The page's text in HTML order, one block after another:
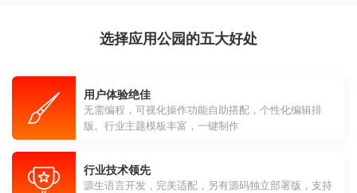
选择应用公园的五大好处
用户体验绝佳
无需编程，可视化操作功能自助搭配，个性化编辑排
版。行业主题模板丰富，一键制作
行业技术领先
源生语言开发，完美适配，另有源码独立部署版，支持